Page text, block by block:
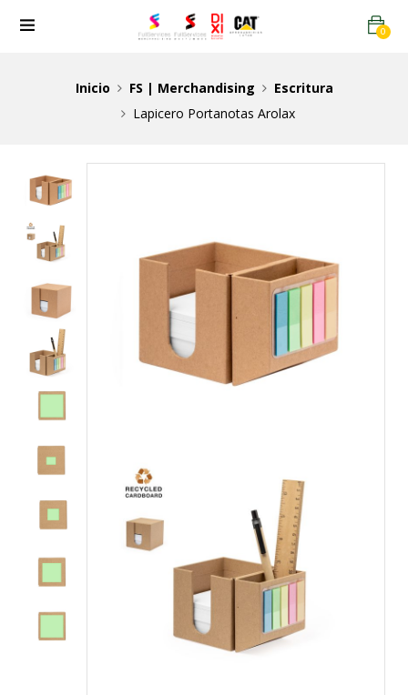
0
Inicio FS | Merchandising
Escritura
Lapicero Portanotas Arolax